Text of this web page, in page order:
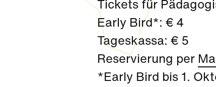
Tickets für
Early Bird*: € 4
Tageskassa: € 5
Reservierung per
*Early Bird bis 1.